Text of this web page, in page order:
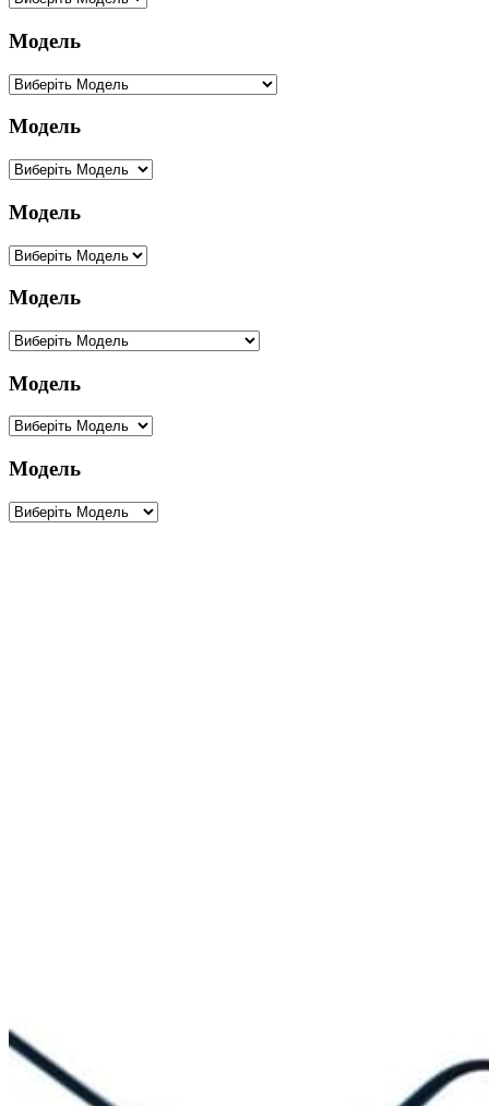
Модель
Модель
Модель
Модель
Модель
Модель